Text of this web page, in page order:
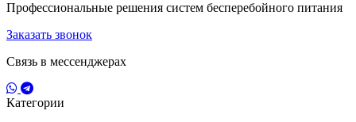
Профессиональные решения систем бесперебойного питания
Заказать звонок
Связь в мессенджерах
Категории